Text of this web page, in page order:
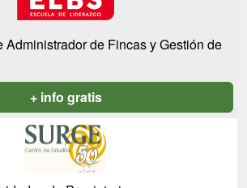
Administrador de Fincas y Gestión de
+ info gratis